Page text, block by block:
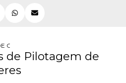
CURSOS DE PILOTAGEM DE MOTO
de Pilotagem de